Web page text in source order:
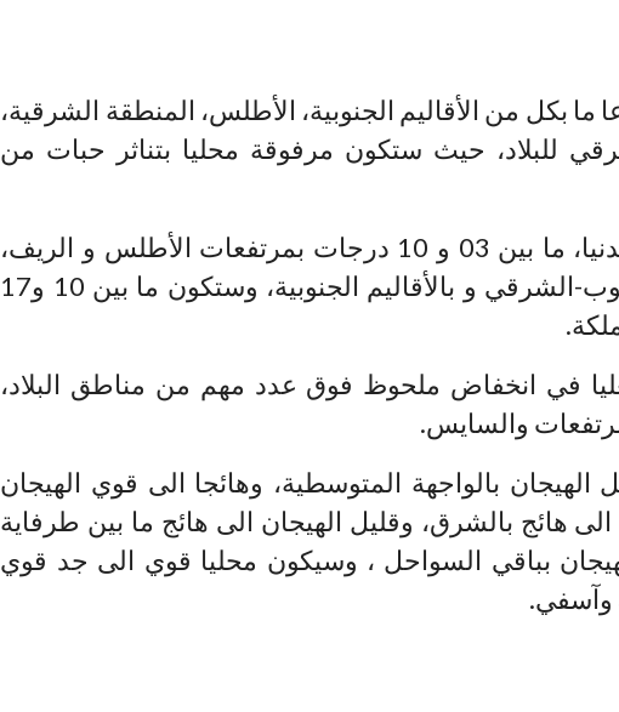
بكل من الأقاليم الجنوبية، الأطلس، المنطقة الشرقية،
للبلاد، حيث ستكون مرفوقة محليا بتناثر حبات من
وستتراوح درجات الحرارة الدنيا، ما بين 03 و 10 درجات بمرتفعات الأطلس و الريف،
وما بين 13 و 20 درجة بالجنوب-الشرقي و بالأقاليم الجنوبية، وستكون ما بين 10 و17
في انخفاض ملحوظ فوق عدد مهم من مناطق البلاد،
والسايس.
الهيجان بالواجهة المتوسطية، وهائجا الى قوي الهيجان
هائج بالشرق، وقليل الهيجان الى هائج ما بين طرفاية
بباقي السواحل ، وسيكون محليا قوي الى جد قوي
وآسفي.